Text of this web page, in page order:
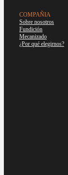
COMPAÑIA
Sobre nosotros
Fundición
Mecanizado
¿Por qué elegirnos?